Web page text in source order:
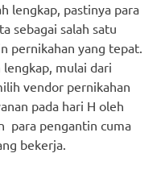
lengkap, pastinya para
sebagai salah satu
pernikahan yang tepat.
mulai dari
vendor pernikahan
pada hari H oleh
para pengantin cuma
bekerja.